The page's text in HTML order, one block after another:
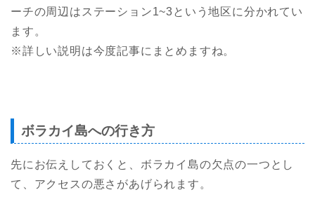
ーチの周辺はステーション1~3という地区に分かれてい
ます。
※詳しい説明は今度記事にまとめますね。
ボラカイ島への行き方
先にお伝えしておくと、ボラカイ島の欠点の一つとし
て、 アクセスの悪さ があげられます。